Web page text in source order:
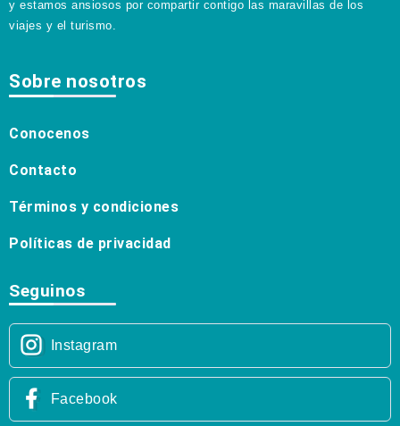
y estamos ansiosos por compartir contigo las maravillas de los
viajes y el turismo.
Sobre nosotros
Conocenos
Contacto
Términos y condiciones
Políticas de privacidad
Seguinos
Instagram
Facebook